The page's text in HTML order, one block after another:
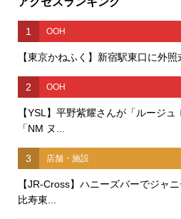
1 OOH
【東京かねふく】新宿駅東口に外照
2 OOH
【YSL】平野紫耀さんが「ルージ
「NM ヌ...
3 店舗・施設
【JR-Cross】ハニーズバーでジャ
比寿東...